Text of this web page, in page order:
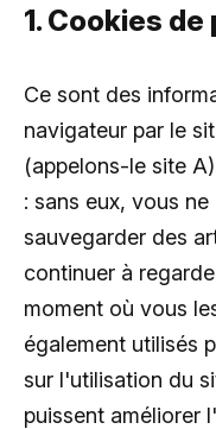
1. Cookies
Ce sont des
navigateur par le
(appelons-le site
: sans eux, vous
sauvegarder des
continuer à
moment où vous
également utilisés
sur l'utilisation du
puissent améliorer